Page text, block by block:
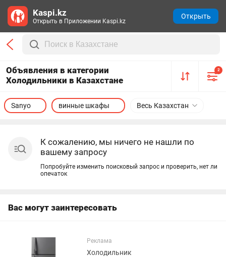
Объявления в категории
Холодильники в Казахстане
2
Весь Казахстан
Sanyo винные шкафы
К сожалению, мы ничего не нашли по
вашему запросу
Попробуйте изменить поисковый запрос и проверить, нет ли
опечаток
Вас могут заинтересовать
Реклама
Холодильник
Kaspi.kz
Открыть в Приложении Kaspi.kz
Открыть